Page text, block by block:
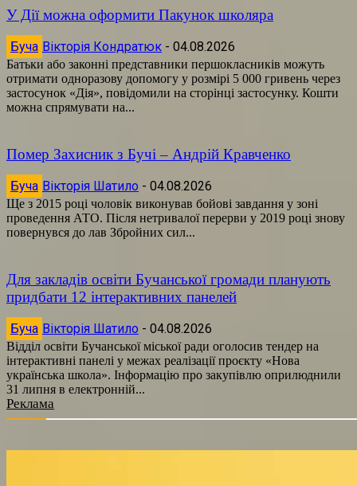
У Дії можна оформити Пакунок школяра
Буча Вікторія Кондратюк - 04.08.2026
Батьки або законні представники першокласників можуть
отримати одноразову допомогу у розмірі 5 000 гривень через
застосунок «Дія», повідомили на сторінці застосунку. Кошти
можна спрямувати на...
Помер Захисник з Бучі – Андрій Кравченко
Буча Вікторія Шатило - 04.08.2026
Ще з 2015 році чоловік виконував бойові завдання у зоні
проведення АТО. Після нетривалої перерви у 2019 році знову
повернувся до лав Збройних сил...
Для закладів освіти Бучанської громади планують
придбати 12 інтерактивних панелей
Буча Вікторія Шатило - 04.08.2026
Відділ освіти Бучанської міської ради оголосив тендер на
інтерактивні панелі у межах реалізації проєкту «Нова
українська школа». Інформацію про закупівлю оприлюднили
31 липня в електронній...
Реклама